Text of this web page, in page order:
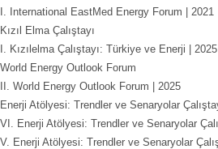
I. International EastMed Energy Forum | 2021
Kızıl Elma Çalıştayı
I. Kızılelma Çalıştayı: Türkiye ve Enerji | 2025
World Energy Outlook Forum
II. World Energy Outlook Forum | 2025
Enerji Atölyesi: Trendler ve Senaryolar
VI. Enerji Atölyesi: Trendler ve Senaryolar
V. Enerji Atölyesi: Trendler ve Senaryolar